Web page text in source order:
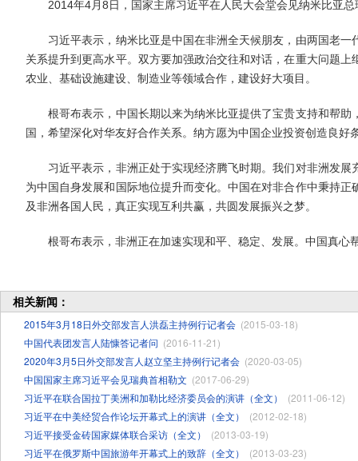
2014年4月8日，国家主席习近平在人民大会堂会见纳米比亚总
习近平表示，纳米比亚是中国在非洲全天候朋友，由两国老一
关系提升到更高水平。双方要加强政治交往和对话，在重大问题
农业、基础设施建设、制造业等领域合作，建设好大项目。
根哥布表示，中国长期以来为纳米比亚提供了宝贵支持和帮助
国，希望深化对华友好合作关系。纳方愿为中国企业投资创造良好
习近平表示，非洲正处于实现经济腾飞时期。我们对非洲发展
为中国自身发展和国际地位提升而变化。中国在对非合作中秉持
及非洲各国人民，真正实现互利共赢，共圆发展振兴之梦。
根哥布表示，非洲正在加速实现和平、稳定、发展。中国真心
相关新闻：
2015年3月18日外交部发言人洪磊主持例行记者会 (2015-03-18)
中国代表团发言人陆慷答记者问 (2016-11-21)
2020年3月5日外交部发言人赵立坚主持例行记者会 (2020-03-05)
中国国家主席习近平会见瑞典首相勒文 (2017-06-29)
习近平在联合国拉丁美洲和加勒比经济委员会的演讲（全文）
(2011-06-12)
习近平在中美经贸合作论坛开幕式上的演讲（全文）
(2012-02-18)
习近平接受金砖国家媒体联合采访（全文）
(2013-03-19)
习近平在俄罗斯中国旅游年开幕式上的致辞（全文）
(2013-03-23)